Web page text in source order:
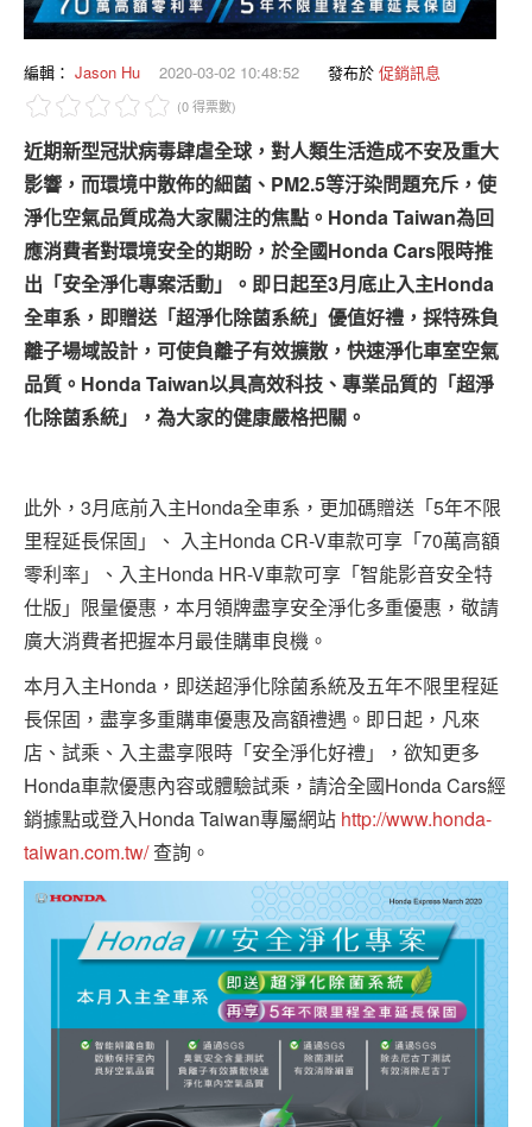
試車報導
專題報導
車型比拼
兩輪世界
編輯： Jason Hu 2020-03-02 10:48:52 發布於 促銷訊息
(0 得票數)
近期新型冠狀病毒肆虐全球，對人類生活造成不安及重大
影響，而環境中散佈的細菌、PM2.5等汙染問題充斥，使
淨化空氣品質成為大家關注的焦點。Honda Taiwan為回
應消費者對環境安全的期盼，於全國Honda Cars限時推
出「安全淨化專案活動」。即日起至3月底止入主Honda
全車系，即贈送「超淨化除菌系統」優值好禮，採特殊負
離子場域設計，可使負離子有效擴散，快速淨化車室空氣
品質。Honda Taiwan以具高效科技、專業品質的「超淨
化除菌系統」，為大家的健康嚴格把關。
此外，3月底前入主Honda全車系，更加碼贈送「5年不限
里程延長保固」、 入主Honda CR-V車款可享「70萬高額
零利率」、入主Honda HR-V車款可享「智能影音安全特
仕版」限量優惠，本月領牌盡享安全淨化多重優惠，敬請
廣大消費者把握本月最佳購車良機。
本月入主Honda，即送超淨化除菌系統及五年不限里程延
長保固，盡享多重購車優惠及高額禮遇。即日起，凡來
店、試乘、入主盡享限時「安全淨化好禮」，欲知更多
Honda車款優惠內容或體驗試乘，請洽全國Honda Cars經
銷據點或登入Honda Taiwan專屬網站 http://www.honda-
taiwan.com.tw/查詢。